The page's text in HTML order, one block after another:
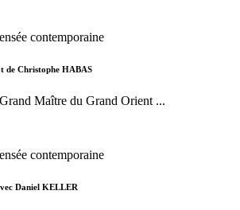
contemporaine
de Christophe HABAS
Maître du Grand Orient ...
contemporaine
Daniel KELLER